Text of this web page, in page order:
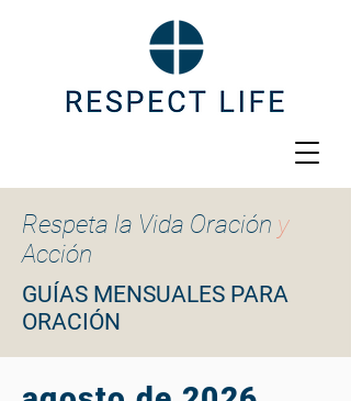
Respeta la Vida Oración y
Acción
GUÍAS MENSUALES PARA
ORACIÓN